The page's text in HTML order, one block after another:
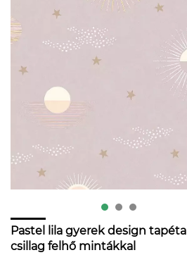
Pastel lila gyerek design tapéta
csillag felhő mintákkal